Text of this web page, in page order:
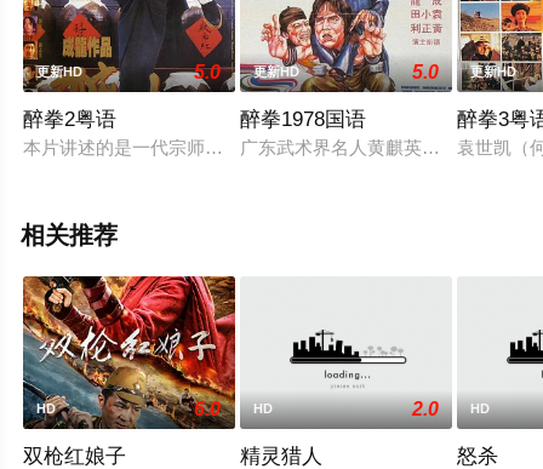
更新HD 5.0
醉拳2粤语
本片讲述的是一代宗师黄飞鸿年少时代一段历险。民初年间，
更新HD 5.0
醉拳1978国语
广东武术界名人黄麒英自儿子黄飞鸿
更新HD
醉拳3粤
袁世凯（
相关推荐
HD 6.0
双枪红娘子
HD 2.0
精灵猎人
HD
怒杀